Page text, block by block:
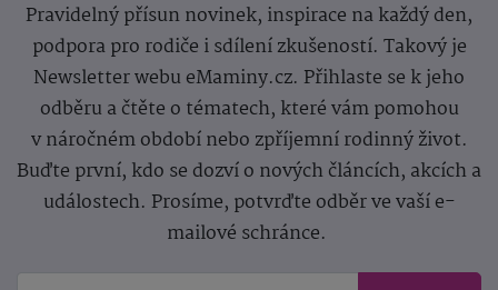
Pravidelný přísun novinek, inspirace na každý den,
podpora pro rodiče i sdílení zkušeností. Takový je
Newsletter webu eMaminy.cz. Přihlaste se k jeho
odběru a čtěte o tématech, které vám pomohou
v náročném období nebo zpříjemní rodinný život.
Buďte první, kdo se dozví o nových článcích, akcích a
událostech. Prosíme, potvrďte odběr ve vaší e-
mailové schránce.